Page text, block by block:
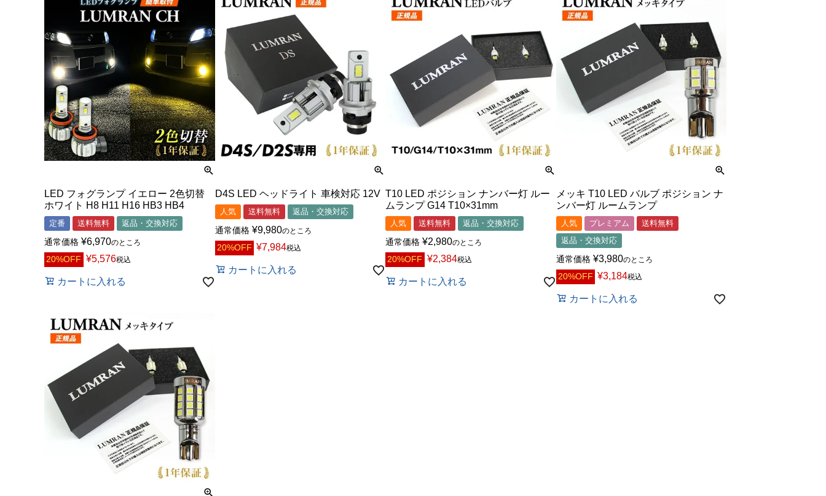
LED フォグランプ イエロー 2色切替
ホワイト H8 H11 H16 HB3 HB4
定番 送料無料 返品・交換対応
通常価格 ¥6,970のところ
20%OFF ¥5,576税込
カートに入れる
D4S LED ヘッドライト 車検対応 12V
人気 送料無料 返品・交換対応
通常価格 ¥9,980のところ
20%OFF ¥7,984税込
カートに入れる
T10 LED ポジション ナンバー灯 ルー
ムランプ G14 T10×31mm
人気 送料無料 返品・交換対応
通常価格 ¥2,980のところ
20%OFF ¥2,384税込
カートに入れる
メッキ T10 LED バルブ ポジション ナ
ンバー灯 ルームランプ
人気 プレミアム
送料無料
返品・交換対応
通常価格 ¥3,980のところ
20%OFF ¥3,184税込
カートに入れる